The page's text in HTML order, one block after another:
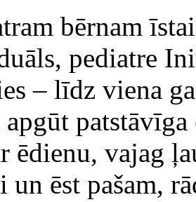
bērnam
pediatre
– līdz viena
ēdienu, vajag
un ēst pašam,